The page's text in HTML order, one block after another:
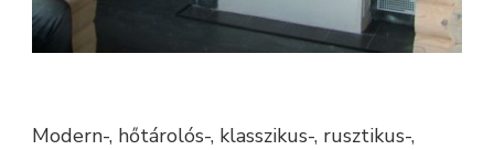
Modern-, hőtárolós-, klasszikus-, rusztikus-,